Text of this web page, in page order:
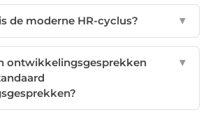
de moderne HR-cyclus? ▼
ontwikkelingsgesprekken
▼